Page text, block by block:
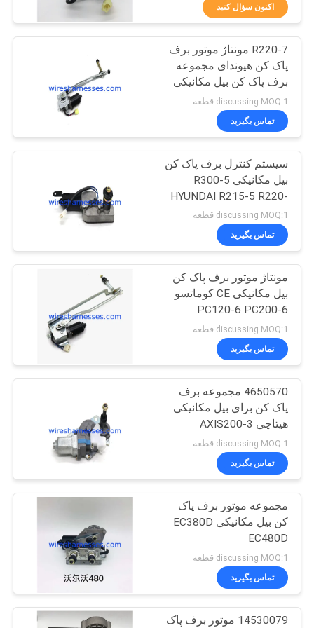
کیفیت
تماس
بگیرید
BLOG
نقشه
سایت
PRIVACY
POLICY
کنترل کننده بیل
مکانیکی
24
موتور دریچه گاز بیل
مکانیکی
30
شیر برقی بیل
مکانیکی
15
سنسور مبدل فشار
16
اکنون سؤال کنید
R220-7 مونتاژ موتور برف
پاک کن هیوندای مجموعه
برف پاک کن بیل مکانیکی
R215-9
discussing MOQ:1 قطعه
تماس بگیرید
سیستم کنترل برف پاک کن
بیل مکانیکی R300-5
HYUNDAI R215-5 R220-
5
discussing MOQ:1 قطعه
تماس بگیرید
مونتاژ موتور برف پاک کن
بیل مکانیکی CE کوماتسو
PC120-6 PC200-6
PC220-6
discussing MOQ:1 قطعه
تماس بگیرید
4650570 مجموعه برف
پاک کن برای بیل مکانیکی
هیتاچی AXIS200-3
discussing MOQ:1 قطعه
تماس بگیرید
مجموعه موتور برف پاک
کن بیل مکانیکی EC380D
EC480D
discussing MOQ:1 قطعه
تماس بگیرید
14530079 موتور برف پاک